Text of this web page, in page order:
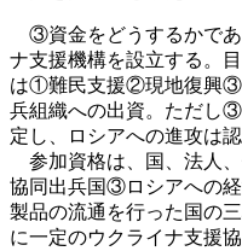
③資金をどうするかであ
ナ支援機構を設立する。
は①難民支援②現地復興③
兵組織への出資。ただし
定し、ロシアへの進攻は認
参加資格は、国、法人
協同出兵国③ロシアへの
製品の流通を行った国の
に一定のウクライナ支援